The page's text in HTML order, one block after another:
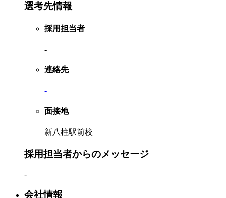
選考先情報
採用担当者
-
連絡先
-
面接地
新八柱駅前校
採用担当者からのメッセージ
-
会社情報